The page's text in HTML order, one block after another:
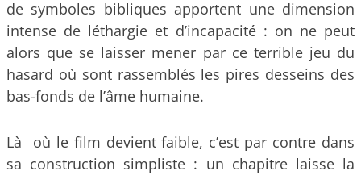
de symboles bibliques apportent une dimension
intense de léthargie et d’incapacité : on ne peut
alors que se laisser mener par ce terrible jeu du
hasard où sont rassemblés les pires desseins des
bas-fonds de l’âme humaine.
Là où le film devient faible, c’est par contre dans
sa construction simpliste : un chapitre laisse la